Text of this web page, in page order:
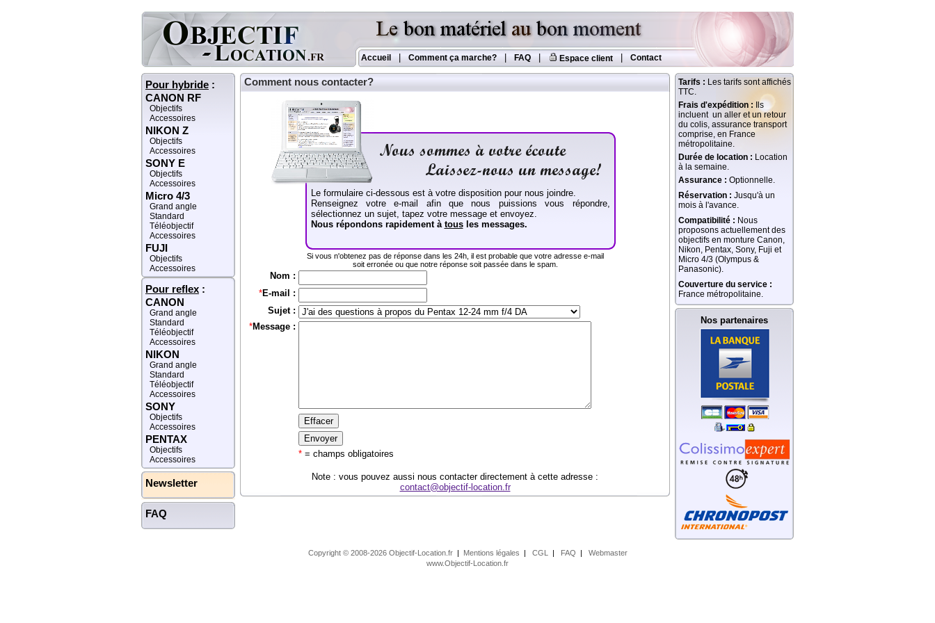
Accueil Comment ça marche? FAQ Espace client Contact
Pour hybride :
CANON RF
Objectifs
Accessoires
NIKON Z
Objectifs
Accessoires
SONY E
Objectifs
Accessoires
Micro 4/3
Grand angle
Standard
Téléobjectif
Accessoires
FUJI
Objectifs
Accessoires
Pour reflex :
CANON
Grand angle
Standard
Téléobjectif
Accessoires
NIKON
Grand angle
Standard
Téléobjectif
Accessoires
SONY
Objectifs
Accessoires
PENTAX
Objectifs
Accessoires
Newsletter
FAQ
Comment nous contacter?
Le formulaire ci-dessous est à votre disposition pour nous joindre.
Renseignez votre e-mail afin que nous puissions vous répondre,
sélectionnez un sujet, tapez votre message et envoyez.
Nous répondons rapidement à tousles messages.
Si vous n'obtenez pas de réponse dans les 24h, il est probable que votre adresse e-mail
soit erronée ou que notre réponse soit passée dans le spam.
Nom :
*E-mail :
Sujet :
*Message :
* = champs obligatoires
Note : vous pouvez aussi nous contacter directement à cette adresse :
contact@objectif-location.fr
Tarifs : Les tarifs sont affichés
TTC.
Frais d'expédition :
Ils
incluent un aller et un retour
du colis, assurance transport
comprise, en France
métropolitaine.
Durée de location : Location
à la semaine.
Assurance : Optionnelle.
Réservation : Jusqu'à un
mois à l'avance.
Compatibilité : Nous
proposons actuellement des
objectifs en monture Canon,
Nikon, Pentax, Sony, Fuji et
Micro 4/3 (Olympus &
Panasonic).
Couverture du service :
France métropolitaine.
Nos partenaires
Copyright © 2008-2026 Objectif-Location.fr| Mentions légales | CGL | FAQ | Webmaster
www.Objectif-Location.fr